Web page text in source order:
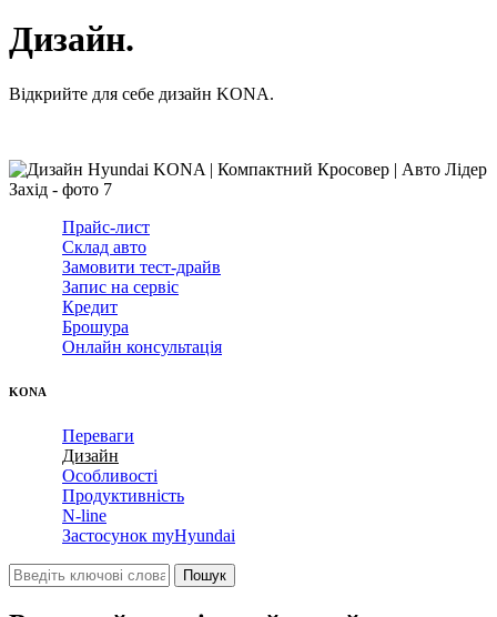
Дизайн.
Відкрийте для себе дизайн KONA.
Прайс-лист
Cклад авто
Замовити тест-драйв
Запис на сервіс
Кредит
Брошура
Онлайн консультація
KONA
Переваги
Дизайн
Особливості
Продуктивність
N-line
Застосунок myHyundai